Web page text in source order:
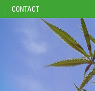
CONTACT